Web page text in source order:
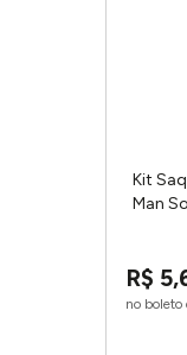
Kit
Man
R$ 5,
no boleto